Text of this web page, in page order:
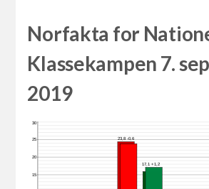
Norfakta for
Klassekampen 7.
2019
23,8 -0,6
17,1 +1,2
15
20
25
30